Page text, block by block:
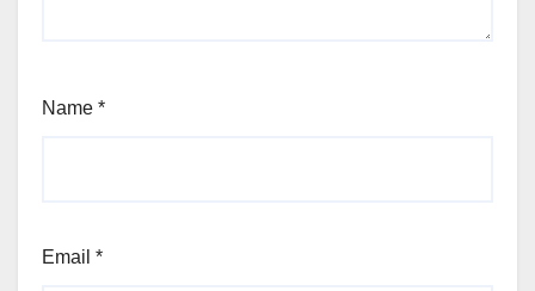
Name *
Email *